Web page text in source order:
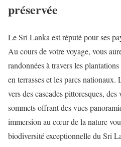
préservée
Le Sri Lanka est réputé pour ses
Au cours de votre voyage, vous
randonnées à travers les
en terrasses et les parcs nationaux.
vers des cascades pittoresques,
sommets offrant des vues
immersion au cœur de la nature
biodiversité exceptionnelle du Sri